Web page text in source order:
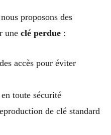
proposons des
une clé perdue :
accès pour éviter
toute sécurité
de clé standard